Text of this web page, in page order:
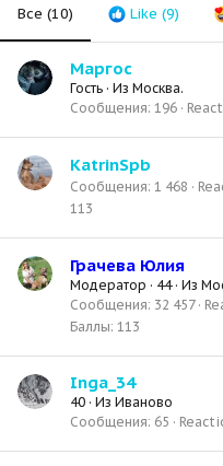
Все (10) Like (9)
Маргос
Гость · Из Москва.
Сообщения 196
KatrinSpb
Сообщения 1 468
113
Грачева Юлия
Модератор · 44 · Из
Сообщения 32 457
Баллы 113
Inga_34
40 · Из Иваново
Сообщения 65